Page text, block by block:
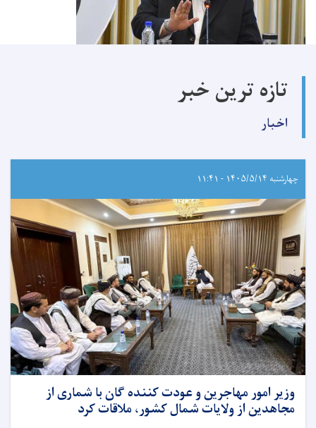
تازه ترین خبر
اخبار
چهارشنبه ۱۴۰۵/۵/۱۴ - ۱۱:۴۱
وزیر امور مهاجرین و عودت کننده گان با شماری از
مجاهدین از ولایات شمال کشور، ملاقات کرد